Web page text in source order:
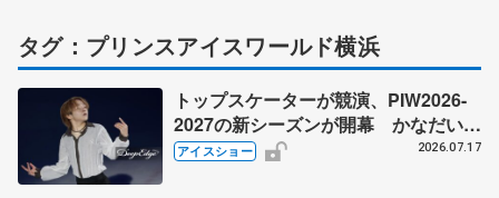
タグ：プリンスアイスワールド横浜
トップスケーターが競演、PIW2026-
2027の新シーズンが開幕 かなだいの
新作は『Sing Sing Sing』、PIWチー
アイスショー 2026.07.17